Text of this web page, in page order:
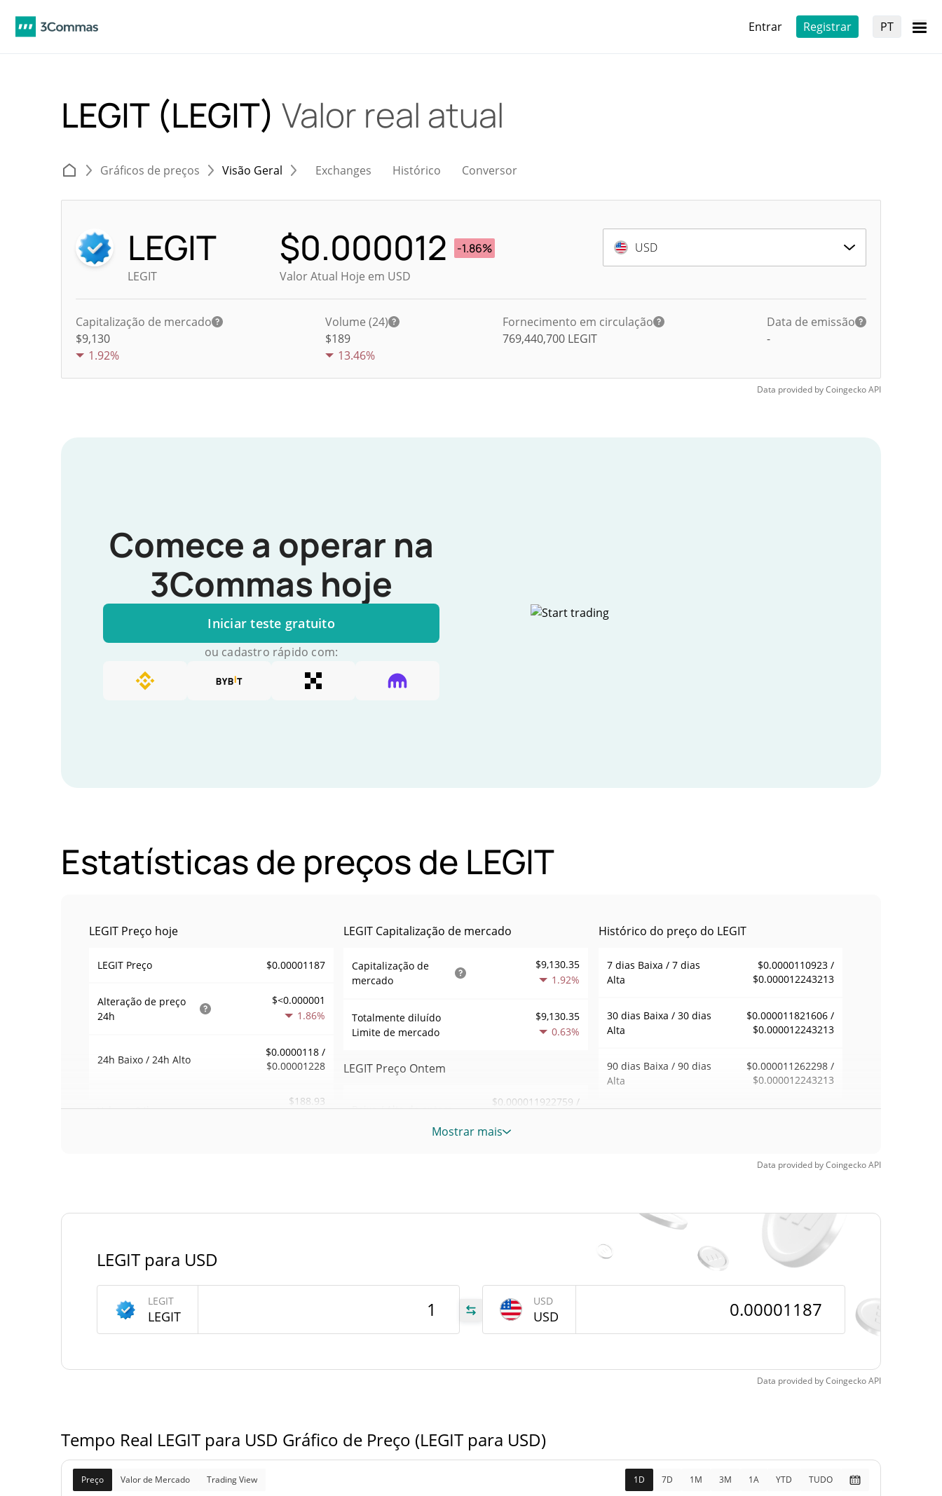
Entrar Registrar PT
LEGIT (LEGIT) Valor real atual
Gráficos de preços Visão Geral Exchanges Histórico Conversor
LEGIT
LEGIT
$0.000012
-1.86%
Valor Atual Hoje em USD
USD
Capitalização de mercado
$9,130
1.92%
Volume (24)
$189
13.46%
Fornecimento em circulação
769,440,700 LEGIT
Data de emissão
-
Data provided byCoingeckoAPI
Comece a operar na
3Commas hoje
Iniciar teste gratuito
ou cadastro rápido com:
Estatísticas de preços de LEGIT
LEGIT Preço hoje
LEGIT Preço $0.00001187
Alteração de preço
24h
$<0.000001
1.86%
24h Baixo / 24h Alto
$0.0000118 /
$0.00001228
Volume24h
$188.93
Fornecimento de LEGIT
Fornecimento em
circulação
LEGIT Capitalização de mercado
Capitalização de
mercado
$9,130.35
1.92%
Totalmente diluído
Limite de mercado
$9,130.35
0.63%
LEGIT Preço Ontem
Baixa / Alta de ontem
$0.000011922759 /
Histórico do preço do LEGIT
7 dias Baixa / 7 dias
Alta
$0.0000110923 /
$0.000012243213
30 dias Baixa / 30 dias
Alta
$0.000011821606 /
$0.000012243213
90 dias Baixa / 90 dias
Alta
$0.000011262298 /
$0.000012243213
Baixa de todos os
tempos
Jun 25, 2026 (1 meses atrás)
$0.00001002
18.49%
Mostrar mais
Data provided byCoingeckoAPI
LEGIT para USD
LEGIT
LEGIT
USD
USD
Data provided byCoingeckoAPI
Tempo Real LEGIT para USD Gráfico de Preço (LEGIT para USD)
Preço Valor de Mercado Trading View 1D 7D 1M 3M 1A YTD TUDO